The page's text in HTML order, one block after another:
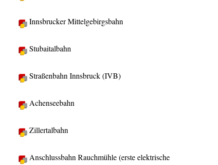
Innsbrucker Mittelgebirgsbahn
Stubaitalbahn
Straßenbahn Innsbruck (IVB)
Achenseebahn
Zillertalbahn
Anschlussbahn Rauchmühle (erste elektrische